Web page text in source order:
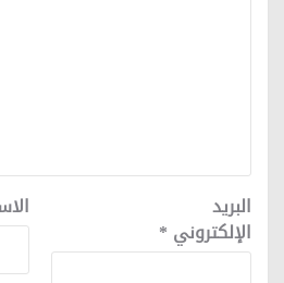
البريد
الإلكتروني *